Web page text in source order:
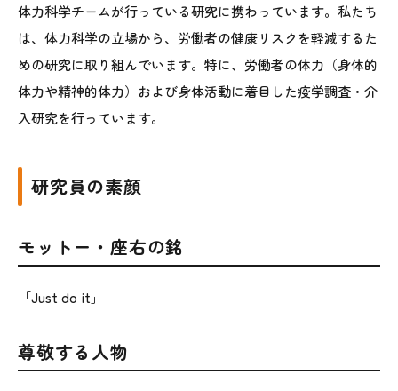
体力科学チームが行っている研究に携わっています。私たち
は、体力科学の立場から、労働者の健康リスクを軽減するた
めの研究に取り組んでいます。特に、労働者の体力（身体的
体力や精神的体力）および身体活動に着目した疫学調査・介
入研究を行っています。
研究員の素顔
モットー・座右の銘
「Just do it」
尊敬する人物